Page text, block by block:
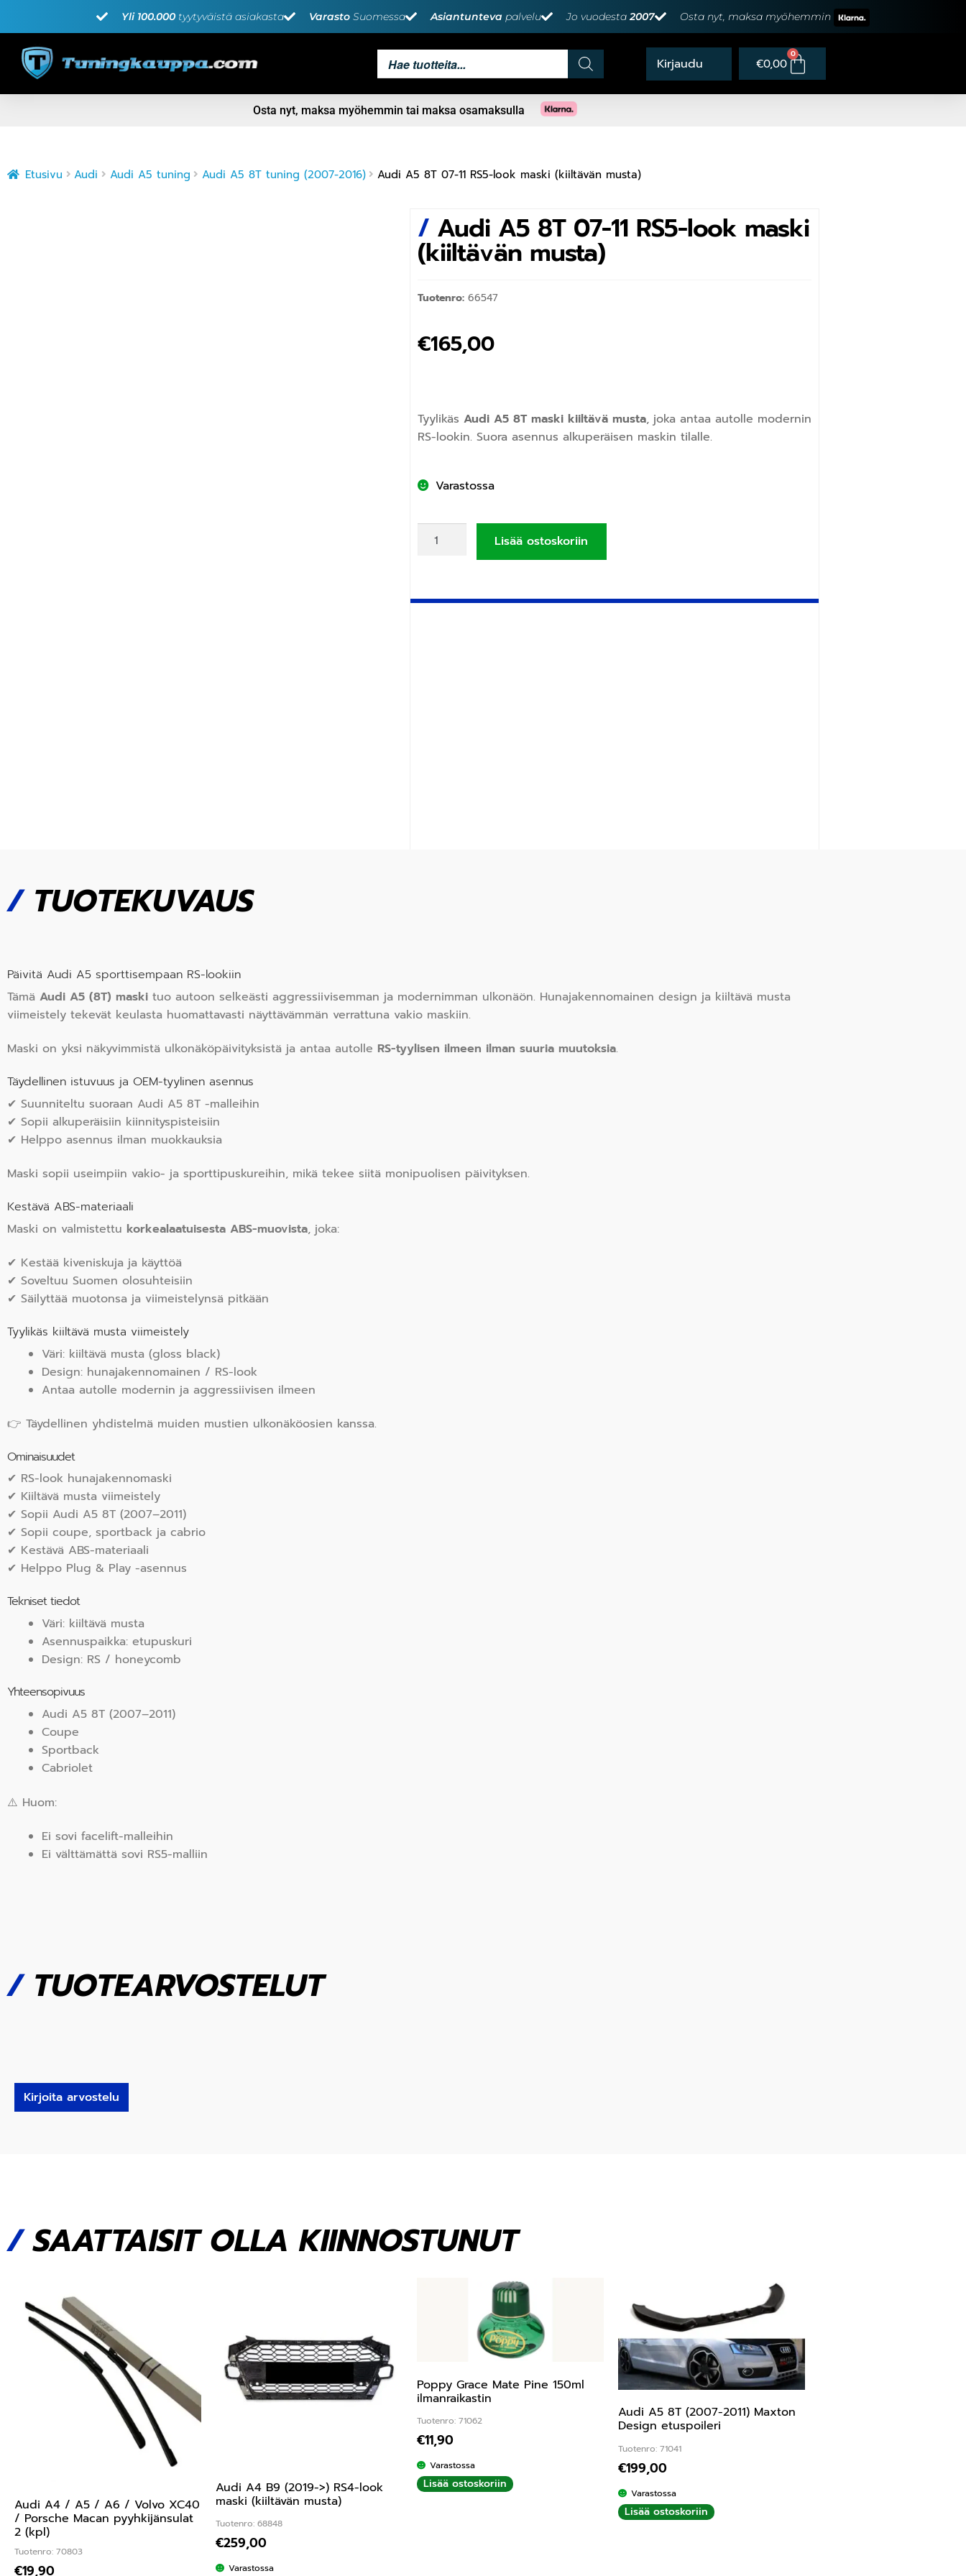
Yli 100.000 tyytyväistä asiakasta Varasto Suomessa Asiantunteva palvelu Jo vuodesta2007 Osta nyt, maksa myöhemmin
€0,00
0
Osta nyt, maksa myöhemmin tai maksa osamaksulla
Etusivu Audi Audi A5 tuning Audi A5 8T tuning (2007-2016) Audi A5 8T 07-11 RS5-look maski (kiiltävän musta)
/ Audi A5 8T 07-11 RS5-look maski
(kiiltävän musta)
Tuotenro: 66547
€165,00
Tyylikäs Audi A5 8T maski kiiltävä musta, joka antaa autolle modernin
RS-lookin. Suora asennus alkuperäisen maskin tilalle.
Varastossa
Lisää ostoskoriin
/TUOTEKUVAUS
Päivitä Audi A5 sporttisempaan RS-lookiin
Tämä Audi A5 (8T) maski tuo autoon selkeästi aggressiivisemman ja modernimman ulkonäön. Hunajakennomainen design ja kiiltävä musta
viimeistely tekevät keulasta huomattavasti näyttävämmän verrattuna vakio maskiin.
Maski on yksi näkyvimmistä ulkonäköpäivityksistä ja antaa autolle RS-tyylisen ilmeen ilman suuria muutoksia.
Täydellinen istuvuus ja OEM-tyylinen asennus
✔ Suunniteltu suoraan Audi A5 8T -malleihin
✔ Sopii alkuperäisiin kiinnityspisteisiin
✔ Helppo asennus ilman muokkauksia
Maski sopii useimpiin vakio- ja sporttipuskureihin, mikä tekee siitä monipuolisen päivityksen.
Kestävä ABS-materiaali
Maski on valmistettu korkealaatuisesta ABS-muovista, joka:
✔ Kestää kiveniskuja ja käyttöä
✔ Soveltuu Suomen olosuhteisiin
✔ Säilyttää muotonsa ja viimeistelynsä pitkään
Tyylikäs kiiltävä musta viimeistely
Väri: kiiltävä musta (gloss black)
Design: hunajakennomainen / RS-look
Antaa autolle modernin ja aggressiivisen ilmeen
👉 Täydellinen yhdistelmä muiden mustien ulkonäköosien kanssa.
Ominaisuudet
✔ RS-look hunajakennomaski
✔ Kiiltävä musta viimeistely
✔ Sopii Audi A5 8T (2007–2011)
✔ Sopii coupe, sportback ja cabrio
✔ Kestävä ABS-materiaali
✔ Helppo Plug & Play -asennus
Tekniset tiedot
Väri: kiiltävä musta
Asennuspaikka: etupuskuri
Design: RS / honeycomb
Yhteensopivuus
Audi A5 8T (2007–2011)
Coupe
Sportback
Cabriolet
⚠️ Huom:
Ei sovi facelift-malleihin
Ei välttämättä sovi RS5-malliin
/TUOTEARVOSTELUT
Kirjoita arvostelu
/SAATTAISIT OLLA KIINNOSTUNUT
Audi A4 / A5 / A6 / Volvo XC40
/ Porsche Macan pyyhkijänsulat
2 (kpl)
Tuotenro: 70803
€19,90
Audi A4 B9 (2019->) RS4-look
maski (kiiltävän musta)
Tuotenro: 68848
€259,00
Varastossa
Poppy Grace Mate Pine 150ml
ilmanraikastin
Tuotenro: 71062
€11,90
Varastossa
Lisää ostoskoriin
Audi A5 8T (2007-2011) Maxton
Design etuspoileri
Tuotenro: 71041
€199,00
Varastossa
Lisää ostoskoriin